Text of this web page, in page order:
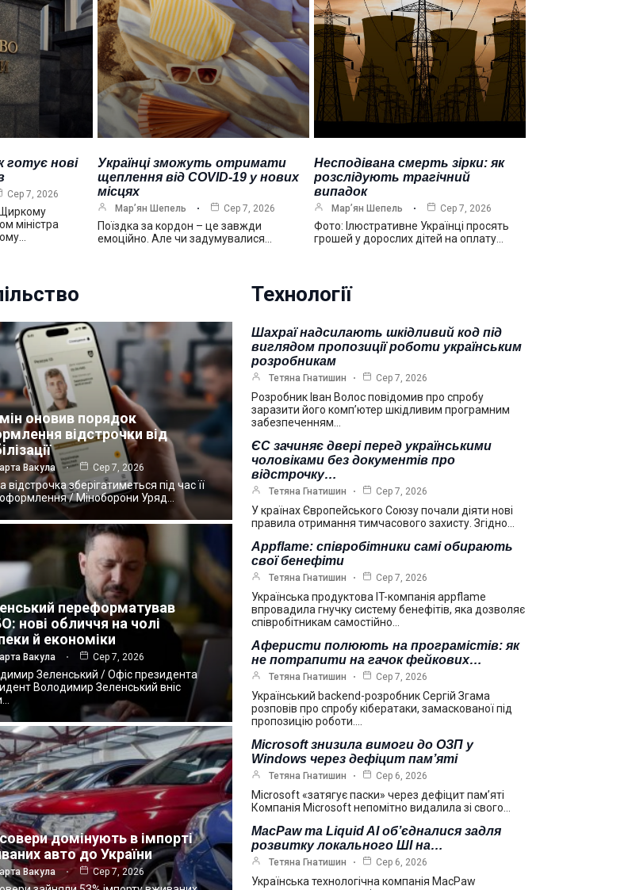
готує нові
Сер 7, 2026
міністра
Українці зможуть отримати
щеплення від COVID-19 у нових
місцях
Мар’ян Шепель Сер 7, 2026
Поїздка за кордон – це завжди
емоційно. Але чи задумувалися…
Несподівана смерть зірки: як
розслідують трагічний
випадок
Мар’ян Шепель Сер 7, 2026
Фото: Ілюстративне Українці просять
грошей у дорослих дітей на оплату…
оновив порядок
відстрочки від
Вакула Сер 7, 2026
відстрочка зберігатиметься під час її
/ Міноборони Уряд…
переформатував
нові обличчя на чолі
й економіки
Вакула Сер 7, 2026
Зеленський / Офіс президента
Володимир Зеленський вніс
домінують в імпорті
авто до України
Вакула Сер 7, 2026
Технології
Шахраї надсилають шкідливий код під
виглядом пропозиції роботи українським
розробникам
Тетяна Гнатишин Сер 7, 2026
Розробник Іван Волос повідомив про спробу
заразити його комп’ютер шкідливим програмним
забезпеченням…
ЄС зачиняє двері перед українськими
чоловіками без документів про
відстрочку…
Тетяна Гнатишин Сер 7, 2026
У країнах Європейського Союзу почали діяти нові
правила отримання тимчасового захисту. Згідно…
Appflame: співробітники самі обирають
свої бенефіти
Тетяна Гнатишин Сер 7, 2026
Українська продуктова IT-компанія appflame
впровадила гнучку систему бенефітів, яка дозволяє
співробітникам самостійно…
Аферисти полюють на програмістів: як
не потрапити на гачок фейкових…
Тетяна Гнатишин Сер 7, 2026
Український backend-розробник Сергій Згама
розповів про спробу кібератаки, замаскованої під
пропозицію роботи.…
Microsoft знизила вимоги до ОЗП у
Windows через дефіцит пам’яті
Тетяна Гнатишин Сер 6, 2026
Microsoft «затягує паски» через дефіцит пам’яті
Компанія Microsoft непомітно видалила зі свого…
MacPaw та Liquid AI об’єдналися задля
розвитку локального ШІ на…
Тетяна Гнатишин Сер 6, 2026
Українська технологічна компанія MacPaw